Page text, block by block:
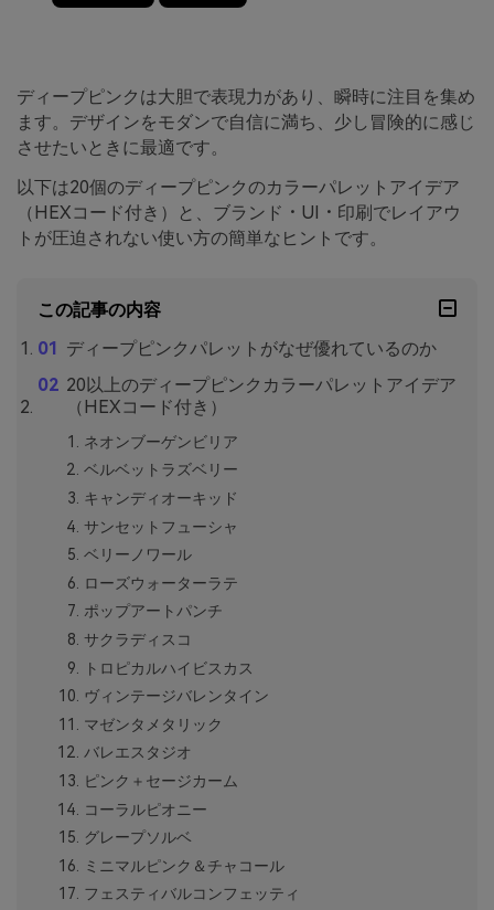
ディープピンクは大胆で表現力があり、瞬時に注目を集め
ます。デザインをモダンで自信に満ち、少し冒険的に感じ
させたいときに最適です。
以下は20個のディープピンクのカラーパレットアイデア
（HEXコード付き）と、ブランド・UI・印刷でレイアウ
トが圧迫されない使い方の簡単なヒントです。
この記事の内容
ディープピンクパレットがなぜ優れているのか
20以上のディープピンクカラーパレットアイデア
（HEXコード付き）
ネオンブーゲンビリア
ベルベットラズベリー
キャンディオーキッド
サンセットフューシャ
ベリーノワール
ローズウォーターラテ
ポップアートパンチ
サクラディスコ
トロピカルハイビスカス
ヴィンテージバレンタイン
マゼンタメタリック
バレエスタジオ
ピンク＋セージカーム
コーラルピオニー
グレープソルベ
ミニマルピンク＆チャコール
フェスティバルコンフェッティ